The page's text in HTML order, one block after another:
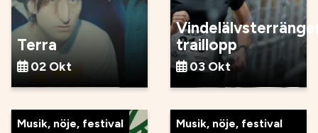
Terra
02 Okt
traillopp
03 Okt
Musik, nöje, festival Musik, nöje, festival